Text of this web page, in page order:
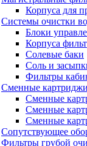
Корпуса для
Системы очистки
Блоки
Корпуса
Солевые баки
Соль и
Фильтры
Сменные
Сменные
Сменные
Сменные
Сопутствующее
Фильтры грубой